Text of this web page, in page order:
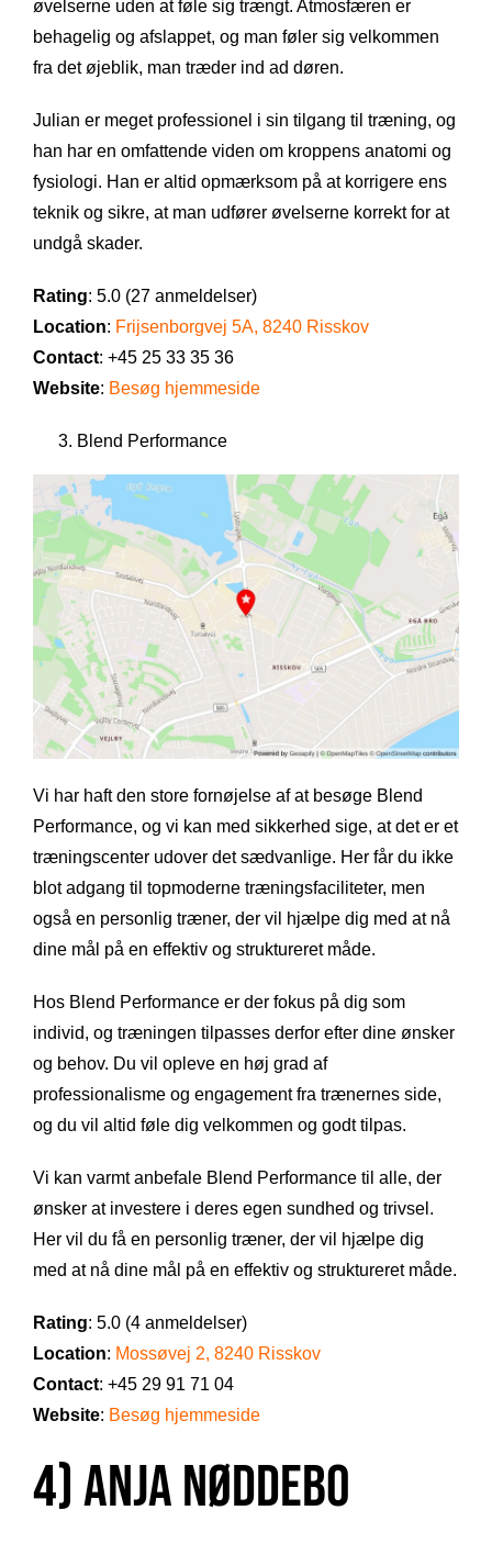
øvelserne uden at føle sig trængt. Atmosfæren er
behagelig og afslappet, og man føler sig velkommen
fra det øjeblik, man træder ind ad døren.
Julian er meget professionel i sin tilgang til træning, og
han har en omfattende viden om kroppens anatomi og
fysiologi. Han er altid opmærksom på at korrigere ens
teknik og sikre, at man udfører øvelserne korrekt for at
undgå skader.
Rating: 5.0 (27 anmeldelser)
Location: Frijsenborgvej 5A, 8240 Risskov
Contact: +45 25 33 35 36
Website: Besøg hjemmeside
Blend Performance
Vi har haft den store fornøjelse af at besøge Blend
Performance, og vi kan med sikkerhed sige, at det er et
træningscenter udover det sædvanlige. Her får du ikke
blot adgang til topmoderne træningsfaciliteter, men
også en personlig træner, der vil hjælpe dig med at nå
dine mål på en effektiv og struktureret måde.
Hos Blend Performance er der fokus på dig som
individ, og træningen tilpasses derfor efter dine ønsker
og behov. Du vil opleve en høj grad af
professionalisme og engagement fra trænernes side,
og du vil altid føle dig velkommen og godt tilpas.
Vi kan varmt anbefale Blend Performance til alle, der
ønsker at investere i deres egen sundhed og trivsel.
Her vil du få en personlig træner, der vil hjælpe dig
med at nå dine mål på en effektiv og struktureret måde.
Rating: 5.0 (4 anmeldelser)
Location: Mossøvej 2, 8240 Risskov
Contact: +45 29 91 71 04
Website: Besøg hjemmeside
4) Anja Nøddebo